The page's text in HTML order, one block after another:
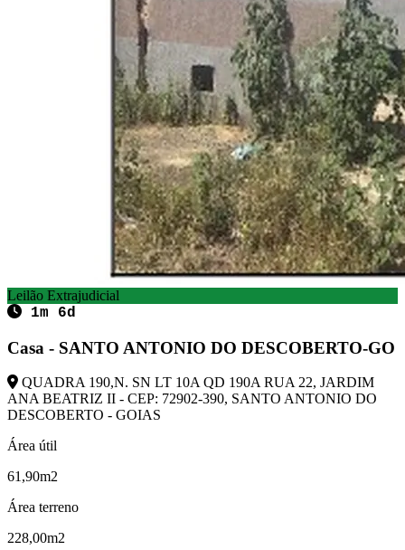
Leilão Extrajudicial
1m 6d
Casa - SANTO ANTONIO DO DESCOBERTO-GO
QUADRA 190,N. SN LT 10A QD 190A RUA 22, JARDIM
ANA BEATRIZ II - CEP: 72902-390, SANTO ANTONIO DO
DESCOBERTO - GOIAS
Área útil
61,90m2
Área terreno
228,00m2